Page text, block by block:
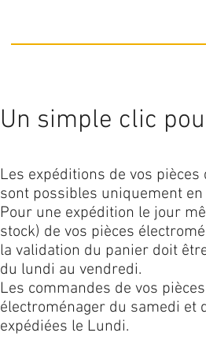
Un simple clic
Les expéditions de vos
sont possibles uniquement
Pour une expédition le jour
stock) de vos pièces
la validation du panier doit
du lundi au vendredi.
Les commandes de vos
électroménager du samedi et
expédiées le Lundi.